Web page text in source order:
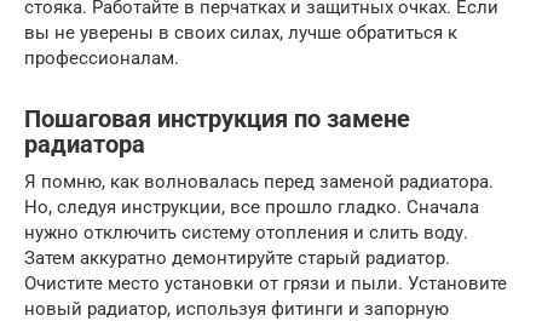
стояка. Работайте в перчатках и защитных очках. Если
вы не уверены в своих силах, лучше обратиться к
профессионалам.
Пошаговая инструкция по замене
радиатора
Я помню, как волновалась перед заменой радиатора.
Но, следуя инструкции, все прошло гладко. Сначала
нужно отключить систему отопления и слить воду.
Затем аккуратно демонтируйте старый радиатор.
Очистите место установки от грязи и пыли. Установите
новый радиатор, используя фитинги и запорную